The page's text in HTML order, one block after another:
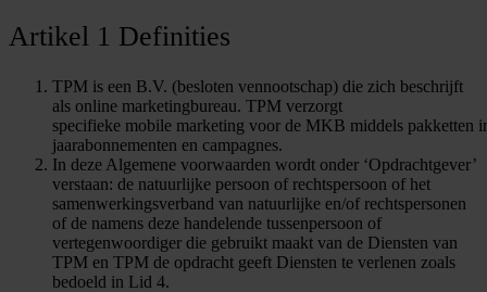
Artikel 1 Definities
TPM is een B.V. (besloten vennootschap) die zich beschrijft
als online marketingbureau. TPM verzorgt
specifieke mobile marketing voor de MKB middels pakketten
jaarabonnementen en campagnes.
In deze Algemene voorwaarden wordt onder ‘Opdrachtgever’
verstaan: de natuurlijke persoon of rechtspersoon of het
samenwerkingsverband van natuurlijke en/of rechtspersonen
of de namens deze handelende tussenpersoon of
vertegenwoordiger die gebruikt maakt van de Diensten van
TPM en TPM de opdracht geeft Diensten te verlenen zoals
bedoeld in Lid 4.